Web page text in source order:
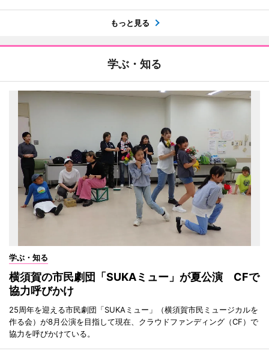
もっと見る
学ぶ・知る
学ぶ・知る
横須賀の市民劇団「SUKAミュー」が夏公演 CFで
協力呼びかけ
25周年を迎える市民劇団「SUKAミュー」（横須賀市民ミュージカルを
作る会）が8月公演を目指して現在、クラウドファンディング（CF）で
協力を呼びかけている。